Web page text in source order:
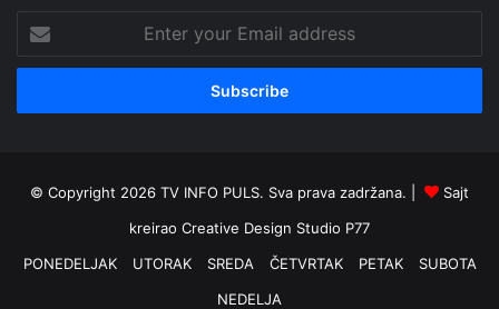
your
Email
© Copyright 2026 TV INFO PULS. Sva prava zadržana. |
Sajt
kreirao Creative Design Studio P77
PONEDELJAK
UTORAK SREDA ČETVRTAK PETAK
SUBOTA
NEDELJA